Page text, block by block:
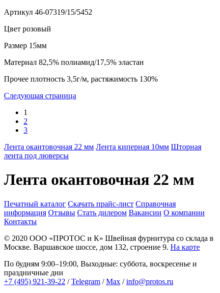
Артикул 46-07319/15/5452
Цвет розовый
Размер 15мм
Материал 82,5% полиамид/17,5% эластан
Прочее плотность 3,5г/м, растяжимость 130%
Следующая страница
1
2
3
Лента окантовочная 22 мм Лента киперная 10мм Шторная
лента под люверсы
Лента окантовочная 22 мм
Печатный каталог Скачать прайс-лист Справочная
информация Отзывы Стать дилером Вакансии О компании
Контакты
© 2020 ООО «ПРОТОС и К» Швейная фурнитура со склада в
Москве. Варшавское шоссе, дом 132, строение 9. На карте
По будням 9:00–19:00, Выходные: суббота, воскресенье и
праздничные дни
+7 (495) 921-39-22 /Telegram /Max /info@protos.ru